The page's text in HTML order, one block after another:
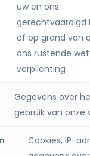
uw en ons
gerechtvaardigd
of op grond van
ons rustende
verplichting
Gegevens over
gebruik van onze
Cookies, IP-